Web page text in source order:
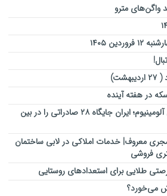
۱۴۰۵
در هفته آینده
صادرات ۶۱۶ میلیون دلاری آلومینیوم؛ ایران جایگاه ۲۸ صادراتی را در بین
معروف| خدمات املاکی در لابی ساختمان
طلایی برای استعدادهای روستایی
می‌خورد؟